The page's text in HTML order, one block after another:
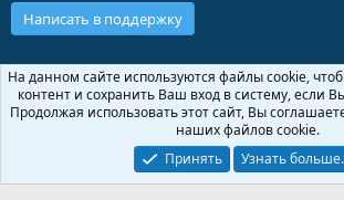
Написать в поддержку
Russian (RU)
Обратная связь
Условия и правила
Политика конфиденциальности
Помощь
Community platform by XenForo ® © 2010-2026 XenForo
На данном сайте используются файлы cookie,
контент и сохранить Ваш вход в систему, если
Продолжая использовать этот сайт, Вы
наших файлов cookie.
Принять
Узнать